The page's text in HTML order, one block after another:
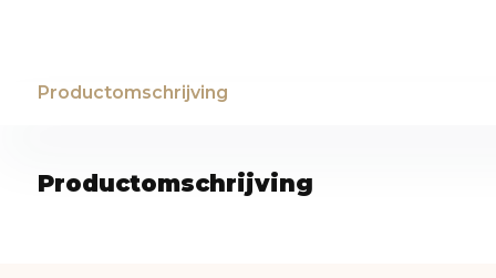
Productomschrijving
Productomschrijving